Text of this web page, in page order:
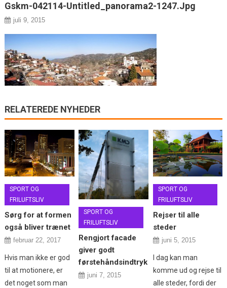
Gskm-042114-Untitled_panorama2-1247.jpg
juli 9, 2015
RELATEREDE NYHEDER
SPORT OG
FRILUFTSLIV
Sørg for at formen
også bliver trænet
februar 22, 2017
Hvis man ikke er god
til at motionere, er
det noget som man
SPORT OG
FRILUFTSLIV
Rengjort facade
giver godt
førstehåndsindtryk
juni 7, 2015
SPORT OG
FRILUFTSLIV
Rejser til alle
steder
juni 5, 2015
I dag kan man
komme ud og rejse til
alle steder, fordi der